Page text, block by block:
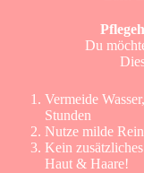
Du
Vermeide
Stunden
Nutze milde
Kein
Haut & Haare!